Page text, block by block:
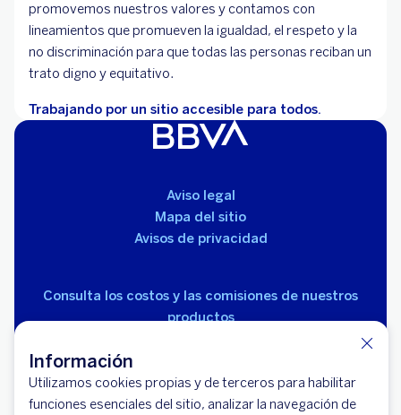
Información
Utilizamos cookies propias y de terceros para habilitar
funciones esenciales del sitio, analizar la navegación de
promovemos nuestros valores y contamos con
lineamientos que promueven la igualdad, el respeto y la
no discriminación para que todas las personas reciban un
trato digno y equitativo.
Trabajando por un sitio accesible para todos.
Aviso legal
Mapa del sitio
Avisos de privacidad
Consulta los costos y las comisiones de nuestros
productos